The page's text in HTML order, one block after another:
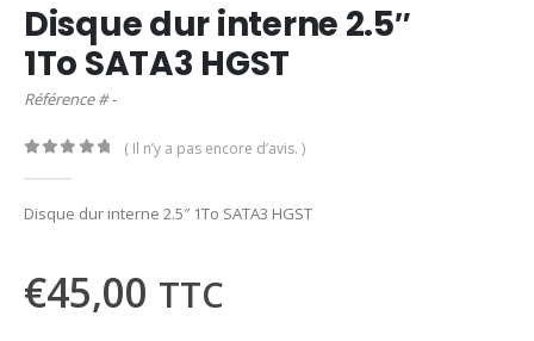
Disque dur interne 2.5″
1To SATA3 HGST
Référence # -
( Il n’y a pas encore d’avis. )
Disque dur interne 2.5″ 1To SATA3 HGST
€45,00 TTC